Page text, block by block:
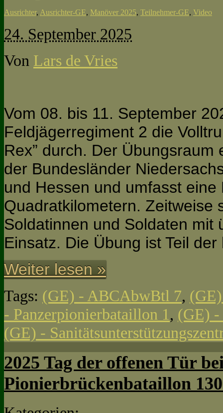
Ausrichter, Ausrichter-GE, Manöver 2025, Teilnehmer-GE, Video
24. September 2025
Von Lars de Vries
Vom 08. bis 11. September
Feldjägerregiment 2 die
Rex” durch. Der Übungsraum
der Bundesländer
und Hessen und umfasst
Quadratkilometern. Zeitweise
Soldatinnen und Soldaten mit
Einsatz. Die Übung ist Teil
Weiter lesen »
Tags: (GE) - ABCAbwBtl 7,
- Panzerpionierbataillon 1 , (GE) -
(GE) -
2025 Tag der offenen Tür
Pionierbrückenbataillon